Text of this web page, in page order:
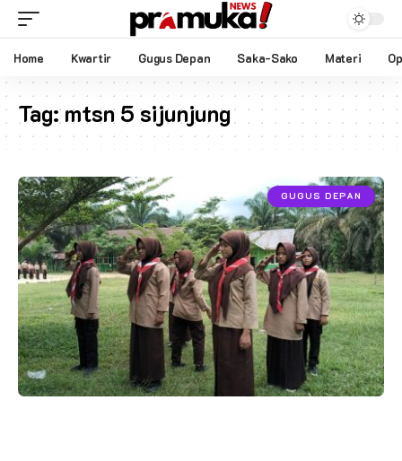
Home Kwartir Gugus Depan Saka-Sako Materi
Tag:mtsn 5 sijunjung
GUGUS DEPAN